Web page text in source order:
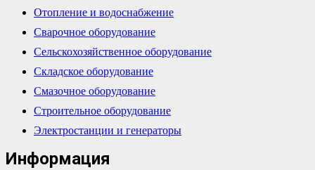
Отопление и водоснабжение
Сварочное оборудование
Сельскохозяйственное оборудование
Складское оборудование
Смазочное оборудование
Строительное оборудование
Электростанции и генераторы
Информация